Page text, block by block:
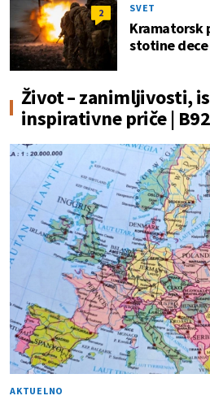
2 SVET
Kramatorsk
stotine dece
Život – zanimljivosti,
inspirativne priče |
AKTUELNO